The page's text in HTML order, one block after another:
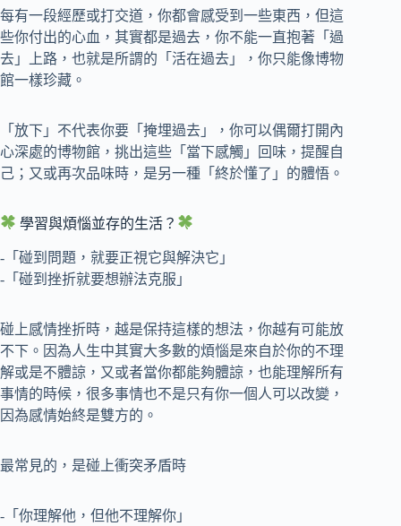
每有一段經歷或打交道，你都會感受到一些東西，但這
些你付出的心血，其實都是過去，你不能一直抱著「過
去」上路，也就是所謂的「活在過去」，你只能像博物
館一樣珍藏。
「放下」不代表你要「掩埋過去」，你可以偶爾打開內
心深處的博物館，挑出這些「當下感觸」回味，提醒自
己；又或再次品味時，是另一種「終於懂了」的體悟。
學習與煩惱並存的生活？
-「碰到問題，就要正視它與解決它」
-「碰到挫折就要想辦法克服」
碰上感情挫折時，越是保持這樣的想法，你越有可能放
不下。因為人生中其實大多數的煩惱是來自於你的不理
解或是不體諒，又或者當你都能夠體諒，也能理解所有
事情的時候，很多事情也不是只有你一個人可以改變，
因為感情始終是雙方的。
最常見的，是碰上衝突矛盾時
-「你理解他，但他不理解你」